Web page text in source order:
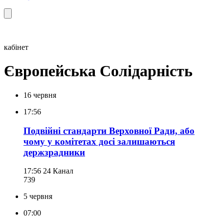
кабінет
Європейська Солідарність
16 червня
17:56
Подвійні стандарти Верховної Ради, або
чому у комітетах досі залишаються
держзрадники
17:56 24 Канал
739
5 червня
07:00